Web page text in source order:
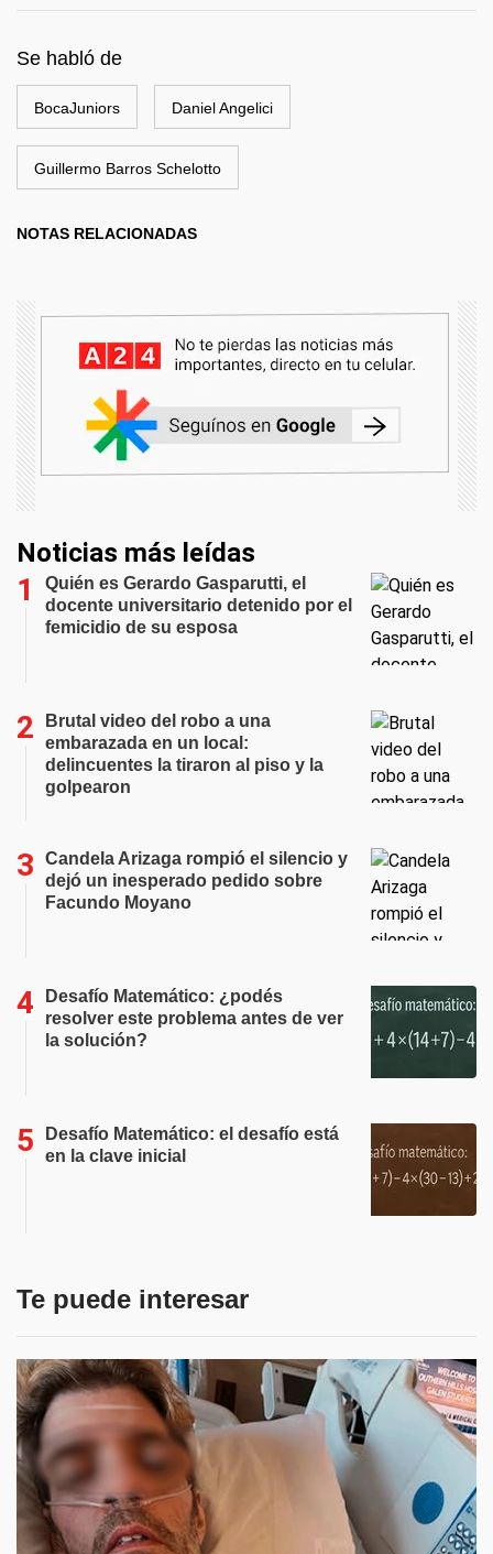
Se habló de
BocaJuniors Daniel Angelici
Guillermo Barros Schelotto
NOTAS RELACIONADAS
Noticias más leídas
Quién es Gerardo Gasparutti, el
docente universitario detenido por el
femicidio de su esposa
Brutal video del robo a una
embarazada en un local:
delincuentes la tiraron al piso y la
golpearon
Candela Arizaga rompió el silencio y
dejó un inesperado pedido sobre
Facundo Moyano
Desafío Matemático: ¿podés
resolver este problema antes de ver
la solución?
Desafío Matemático: el desafío está
en la clave inicial
Te puede interesar